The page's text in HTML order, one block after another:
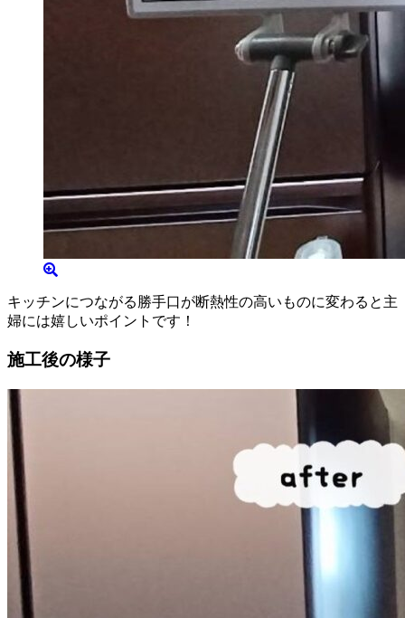
キッチンにつながる勝手口が断熱性の高いものに変わると主
婦には嬉しいポイントです！
施工後の様子